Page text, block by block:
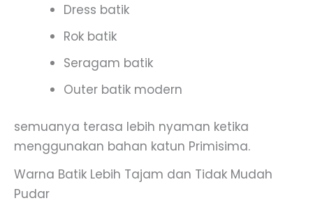
Dress batik
Rok batik
Seragam batik
Outer batik modern
semuanya terasa lebih nyaman ketika
menggunakan bahan katun Primisima.
Warna Batik Lebih Tajam dan Tidak Mudah
Pudar